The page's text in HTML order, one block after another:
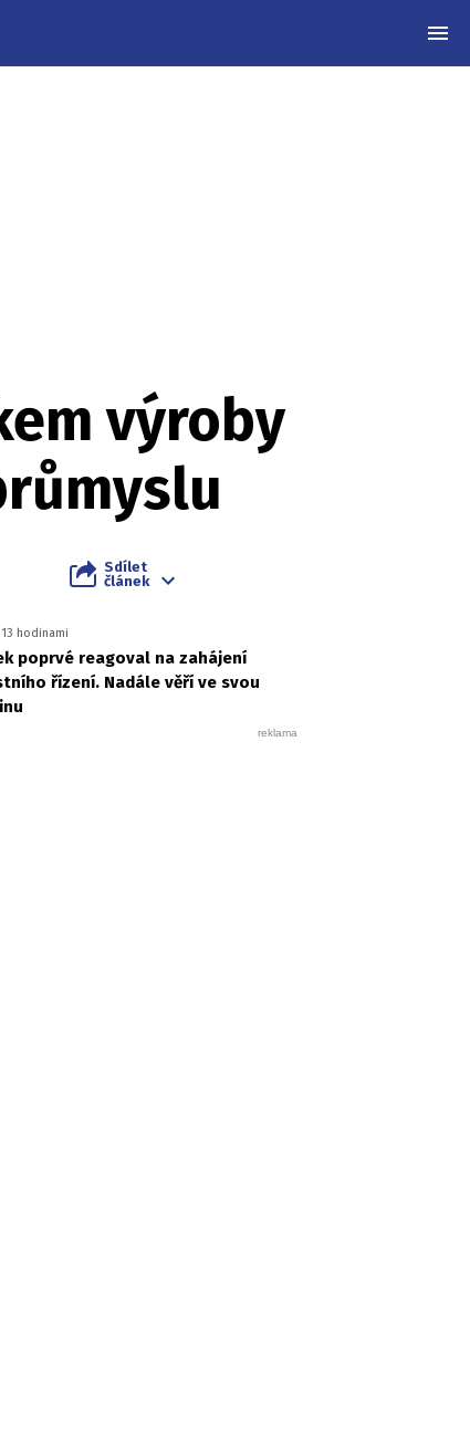
výroby
Sdílet
článek
hodinami
poprvé reagoval na zahájení
řízení. Nadále věří ve svou